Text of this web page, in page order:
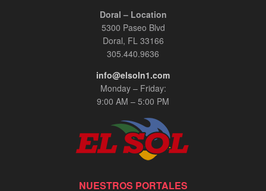
Doral – Location
5300 Paseo Blvd
Doral, FL 33166
305.440.9636
info@elsoln1.com
Monday – Friday:
9:00 AM – 5:00 PM
NUESTROS PORTALES